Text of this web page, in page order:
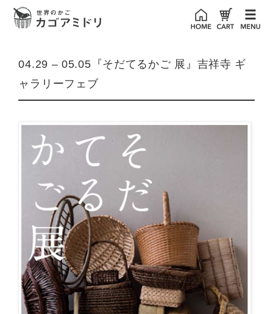
04.29 – 05.05『そだてるかご 展』吉祥寺 ギ
ャラリーフェブ